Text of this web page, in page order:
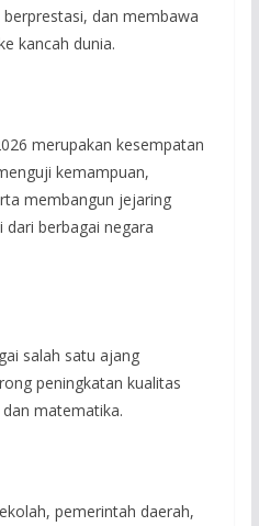
dan membawa
kancah dunia.
merupakan kesempatan
kemampuan,
membangun jejaring
dari berbagai negara
salah satu ajang
peningkatan kualitas
matematika.
pemerintah daerah,